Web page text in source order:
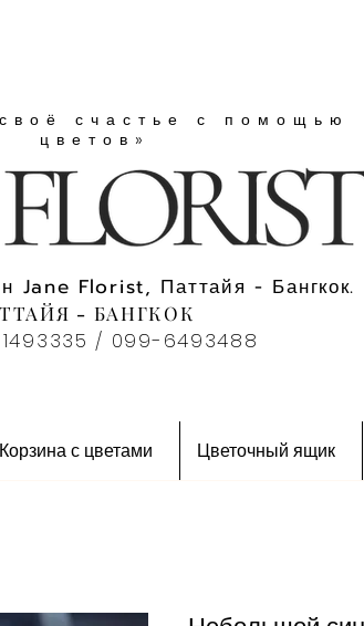
счастье с помощью
цветов»
Jane Florist, Паттайя - Бангкок.
- БАНГКОК
/ 099-6493488
Корзина с цветами Цветочный ящик